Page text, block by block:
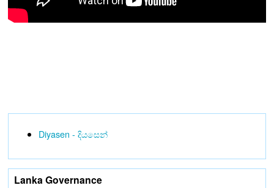
Diyasen - දියසෙන්
Lanka Governance